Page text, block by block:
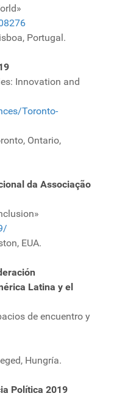
Portugal.
Innovation and
Toronto-
Ontario,
da Associação
EUA.
Latina y el
de encuentro y
Hungría.
Política 2019